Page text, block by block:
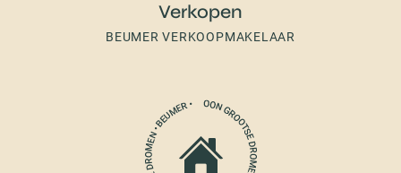
Verkopen
BEUMER VERKOOPMAKELAAR